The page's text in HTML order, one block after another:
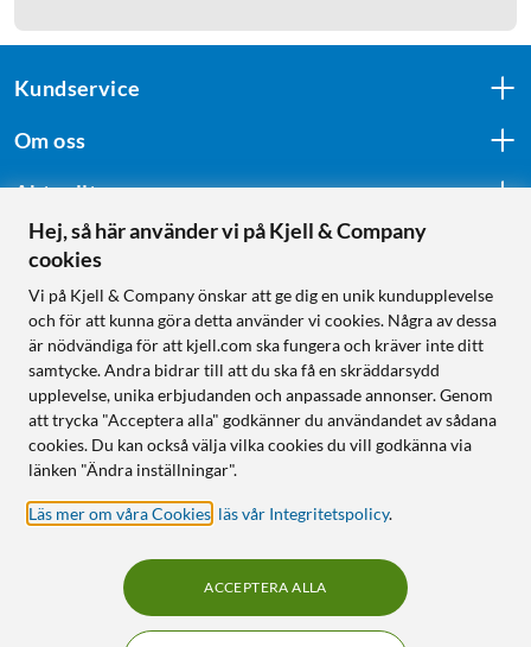
Kundservice
Om oss
Aktuellt
Följ oss
Handla från:
Sverige
Norge
Hej, så här använder vi på Kjell & Company
cookies
Vi på Kjell & Company önskar att ge dig en unik kundupplevelse
och för att kunna göra detta använder vi cookies. Några av dessa
är nödvändiga för att kjell.com ska fungera och kräver inte ditt
samtycke. Andra bidrar till att du ska få en skräddarsydd
upplevelse, unika erbjudanden och anpassade annonser. Genom
att trycka "Acceptera alla" godkänner du användandet av sådana
cookies. Du kan också välja vilka cookies du vill godkänna via
länken "Ändra inställningar".
Läs mer om våra Cookies läs vår Integritetspolicy.
ACCEPTERA ALLA